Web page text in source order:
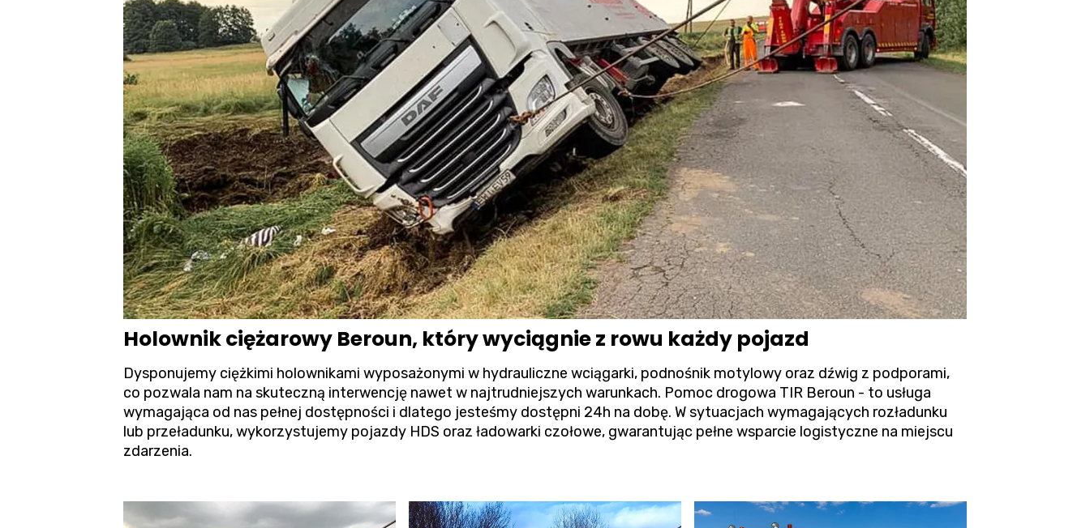
Holownik ciężarowy Beroun, który wyciągnie z rowu każdy pojazd
Dysponujemy ciężkimi holownikami wyposażonymi w hydrauliczne wciągarki, podnośnik motylowy oraz dźwig z podporami,
co pozwala nam na skuteczną interwencję nawet w najtrudniejszych warunkach. Pomoc drogowa TIR Beroun - to usługa
wymagająca od nas pełnej dostępności i dlatego jesteśmy dostępni 24h na dobę. W sytuacjach wymagających rozładunku
lub przeładunku, wykorzystujemy pojazdy HDS oraz ładowarki czołowe, gwarantując pełne wsparcie logistyczne na miejscu
zdarzenia.